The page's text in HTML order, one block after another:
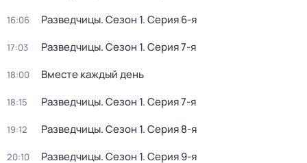
16:06 Разведчицы. Сезон 1. Серия 6-я
17:03 Разведчицы. Сезон 1. Серия 7-я
18:00 Вместе каждый день
18:15 Разведчицы. Сезон 1. Серия 7-я
19:12 Разведчицы. Сезон 1. Серия 8-я
20:10 Разведчицы. Сезон 1. Серия 9-я